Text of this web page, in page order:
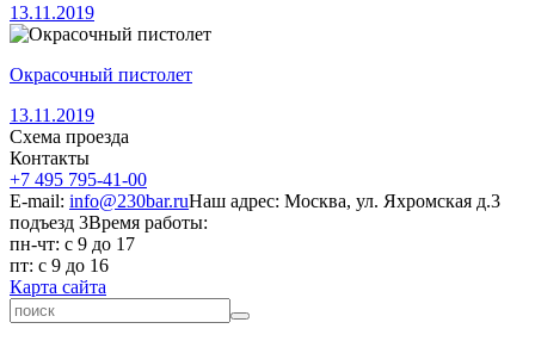
13.11.2019
Окрасочный пистолет
13.11.2019
Схема проезда
Контакты
+7 495 795-41-00
E-mail: info@230bar.ruНаш адрес: Москва, ул. Яхромская д.3
подъезд 3Время работы:
пн-чт: с 9 до 17
пт: с 9 до 16
Карта сайта